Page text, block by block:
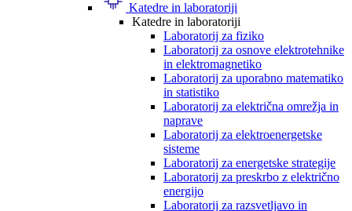
Katedre in laboratoriji
Katedre in laboratoriji
Laboratorij za fiziko
Laboratorij za osnove elektrotehnike
in elektromagnetiko
Laboratorij za uporabno matematiko
in statistiko
Laboratorij za električna omrežja in
naprave
Laboratorij za elektroenergetske
sisteme
Laboratorij za energetske strategije
Laboratorij za preskrbo z električno
energijo
Laboratorij za razsvetljavo in